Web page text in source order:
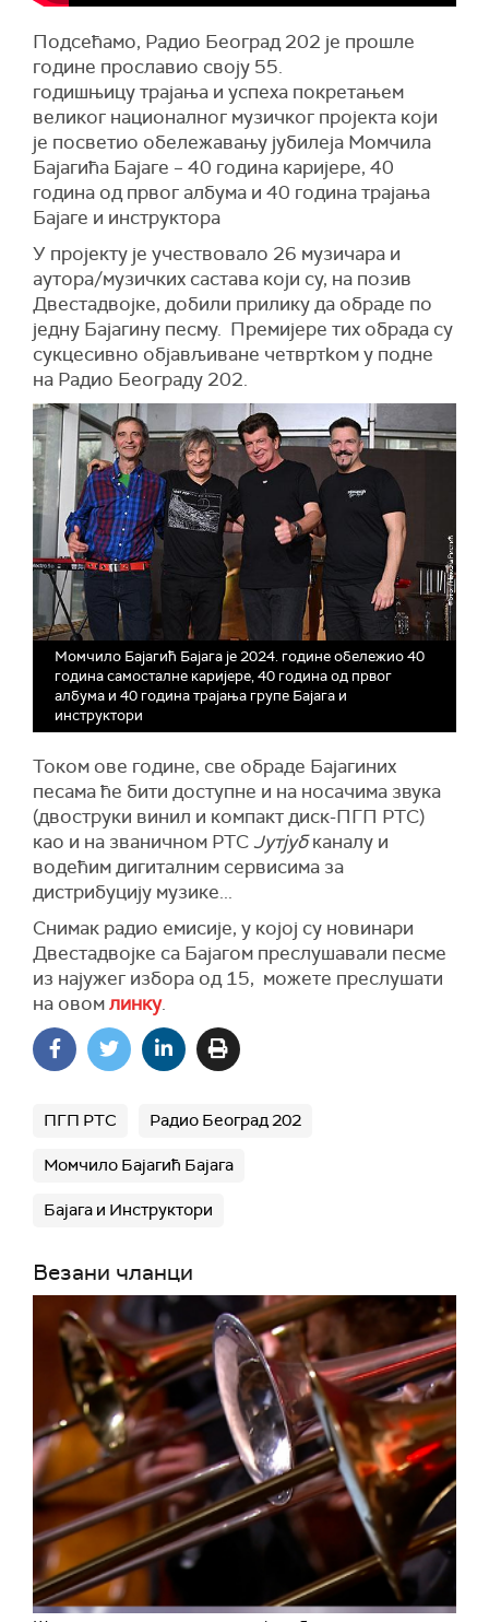
Подсећамо, Радио Београд 202 је прошле
године прославио своју 55.
годишњицу трајања и успеха покретањем
великог националног музичког пројекта који
је посветио обележавању јубилеја Момчила
Бајагића Бајаге – 40 година каријере, 40
година од првог албума и 40 година трајања
Бајаге и инструктора
У пројекту је учествовало 26 музичара и
аутора/музичких састава који су, на позив
Двестадвојке, добили прилику да обраде по
једну Бајагину песму. Премијере тих обрада су
сукцесивно објављиване четвртkом у подне
на Радио Београду 202.
Момчило Бајагић Бајага је 2024. године обележио 40
година самосталне каријере, 40 година од првог
албума и 40 година трајања групе Бајага и
инструктори
Током ове године, све обраде Бајагиних
песама ће бити доступне и на носачима звука
(двоструки винил и компакт диск-ПГП РТС)
као и на званичном РТС Јутјубканалу и
водећим дигиталним сервисима за
дистрибуцију музике...
Снимак радио емисије, у којој су новинари
Двестадвојке са Бајагом преслушавали песме
из најужег избора од 15, можете преслушати
на овомлинку.
ПГП РТС Радио Београд 202
Момчило Бајагић Бајага
Бајага и Инструктори
Везани чланци